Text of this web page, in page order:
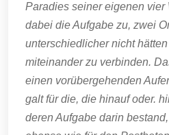
Paradies seiner eigenen vier
dabei die Aufgabe zu, zwei
unterschiedlicher nicht
miteinander zu verbinden.
einen vorübergehenden
galt für die, die hinauf oder.
deren Aufgabe darin